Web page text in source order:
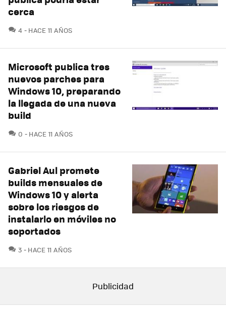
cerca
4 COMENTARIOS
HACE 11 AÑOS
Microsoft publica tres
nuevos parches para
Windows 10, preparando
la llegada de una nueva
build
0 COMENTARIOS
HACE 11 AÑOS
Gabriel Aul promete
builds mensuales de
Windows 10 y alerta
sobre los riesgos de
instalarlo en móviles no
soportados
3 COMENTARIOS
HACE 11 AÑOS